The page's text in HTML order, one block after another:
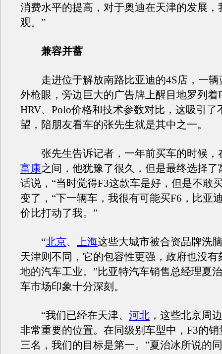
消费水平的提高，对于奥迪在天津的发展，
观。”
兼容并蓄
走进位于解放南路比亚迪的4S店，一辆
外枪眼，旁边巨大的广告牌上醒目地罗列着
HRV、Polo价格和技术参数对比，这吸引了
望，陪朋友看车的张先生就是其中之一。
张先生告诉记者，一年前买车的时候，
富康之间，他犹豫了很久，但是最终选择了
话说，“当时觉得F3这款车是好，但是不敢
变了，“下一辆车，我很有可能买F6，比亚
价比打动了我。”
“北京、 上海这些大城市被合资品牌洗
天津则不同，它的包容性更强，政府也没有
地的汽车工业。”比亚特汽车销售总经理夏
车市场印象十分深刻。
“我们已经在天津、 河北 ，这些北京周
非常重要的位置。在同级别车型中，F3的
三名，我们的目标是第一。”夏治冰所说的